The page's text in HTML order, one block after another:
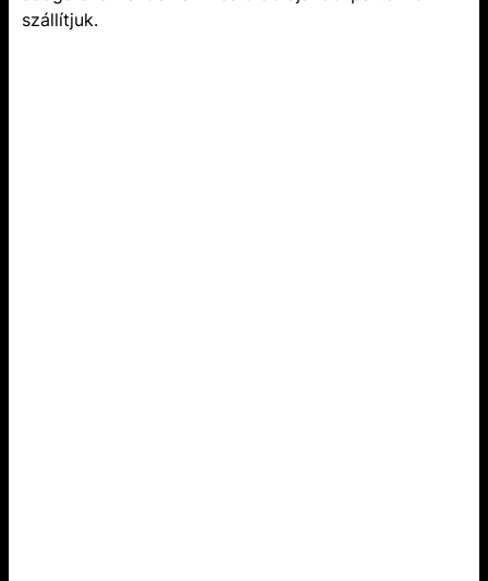
szállítjuk.